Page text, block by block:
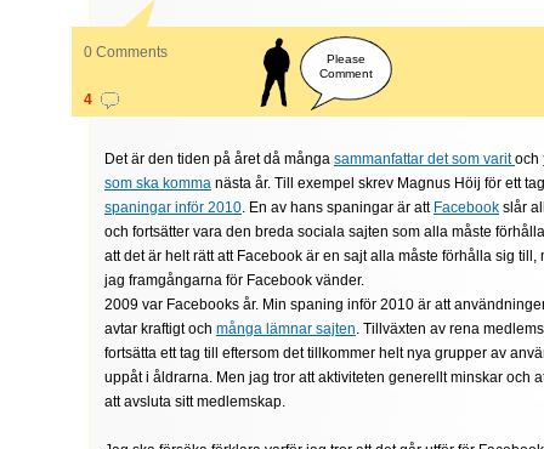
0 Comments
4
Please
Comment
Det är den tiden på året då många sammanfattar det som varitoch
som ska komma nästa år. Till exempel skrev Magnus Höij för ett
spaningar inför 2010. En av hans spaningar är att Facebook slår
och fortsätter vara den breda sociala sajten som alla måste
att det är helt rätt att Facebook är en sajt alla måste förhålla sig till,
jag framgångarna för Facebook vänder.
2009 var Facebooks år. Min spaning inför 2010 är att
avtar kraftigt och många lämnar sajten. Tillväxten av rena
fortsätta ett tag till eftersom det tillkommer helt nya grupper av
uppåt i åldrarna. Men jag tror att aktiviteten generellt minskar och
att avsluta sitt medlemskap.